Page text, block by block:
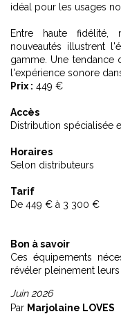
idéal pour les usages
Entre haute fidélité,
nouveautés illustrent
gamme. Une tendance
l'expérience sonore
Prix : 449 €
Accès
Distribution spécialisée
Horaires
Selon distributeurs
Tarif
De 449 € à 3 300 €
Bon à savoir
Ces équipements
révéler pleinement
Juin 2026
Par Marjolaine LOVES